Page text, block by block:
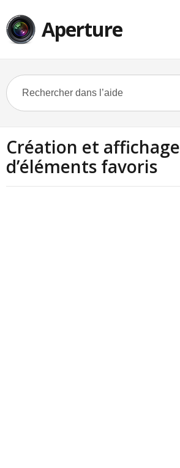
Aperture
Création et affichage
d’éléments favoris